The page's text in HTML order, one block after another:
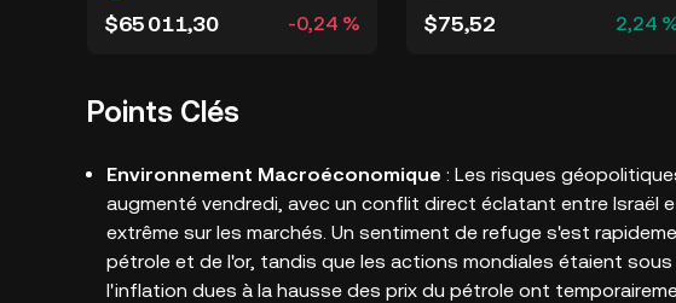
$65 011,30 -0,24 % $75,52 2,24
Points Clés
Environnement Macroéconomique : Les risques
augmenté vendredi, avec un conflit direct éclatant entre Israël
extrême sur les marchés. Un sentiment de refuge s'est
pétrole et de l'or, tandis que les actions mondiales étaient
l'inflation dues à la hausse des prix du pétrole ont